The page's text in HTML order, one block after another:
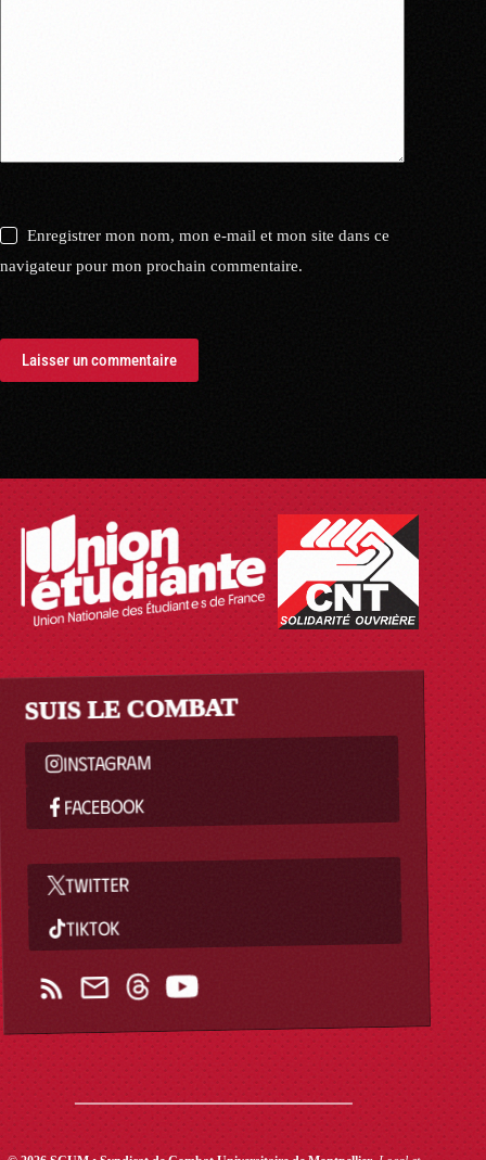
Enregistrer mon nom, mon e-mail et mon site dans ce
navigateur pour mon prochain commentaire.
Laisser un commentaire
SUIS LE COMBAT
INSTAGRAM
FACEBOOK
TWITTER
TIKTOK